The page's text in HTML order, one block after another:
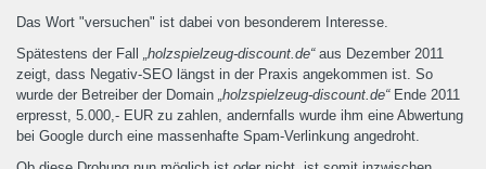
Das Wort "versuchen" ist dabei von besonderem Interesse.
Spätestens der Fall „holzspielzeug-discount.de“aus Dezember 2011
zeigt, dass Negativ-SEO längst in der Praxis angekommen ist. So
wurde der Betreiber der Domain „holzspielzeug-discount.de“Ende 2011
erpresst, 5.000,- EUR zu zahlen, andernfalls wurde ihm eine Abwertung
bei Google durch eine massenhafte Spam-Verlinkung angedroht.